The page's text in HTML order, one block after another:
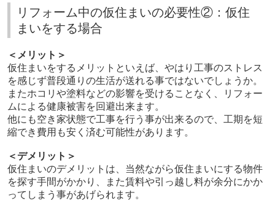
リフォーム中の仮住まいの必要性②：仮住
まいをする場合
＜メリット＞
仮住まいをするメリットといえば、やはり工事のストレス
を感じず普段通りの生活が送れる事ではないでしょうか。
またホコリや塗料などの影響を受けることなく、リフォー
ムによる健康被害を回避出来ます。
他にも空き家状態で工事を行う事が出来るので、工期を短
縮でき費用も安く済む可能性があります。
＜デメリット＞
仮住まいのデメリットは、当然ながら仮住まいにする物件
を探す手間がかかり、また賃料や引っ越し料が余分にかか
ってしまう事があげられます。